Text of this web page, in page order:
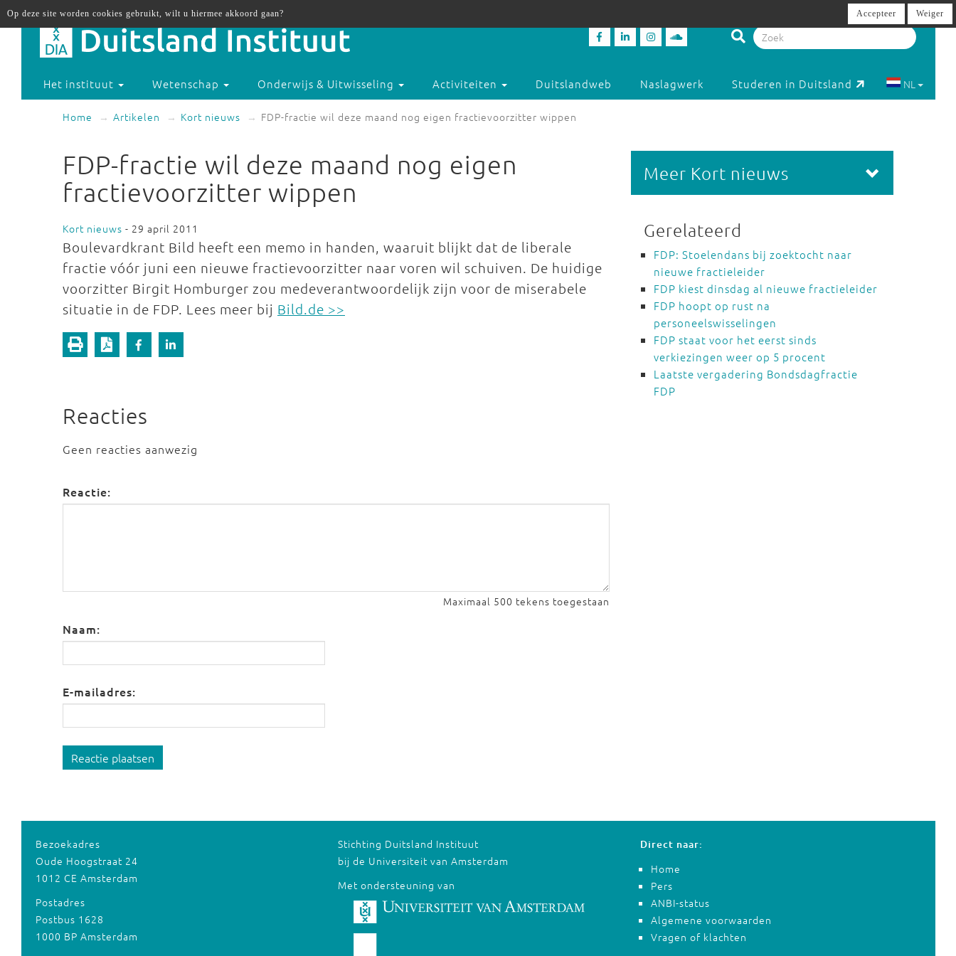
Het instituut Wetenschap Onderwijs & Uitwisseling Activiteiten Duitslandweb Naslagwerk Studeren in Duitsland NL
Home Artikelen Kort nieuws FDP-fractie wil deze maand nog eigen fractievoorzitter wippen
FDP-fractie wil deze maand nog eigen
fractievoorzitter wippen
Kort nieuws - 29 april 2011
Boulevardkrant Bild heeft een memo in handen, waaruit blijkt dat de liberale
fractie vóór juni een nieuwe fractievoorzitter naar voren wil schuiven. De huidige
voorzitter Birgit Homburger zou medeverantwoordelijk zijn voor de miserabele
situatie in de FDP. Lees meer bij Bild.de >>
Reacties
Geen reacties aanwezig
Reactie:
Maximaal 500 tekens toegestaan
Naam:
E-mailadres:
Reactie plaatsen
Meer Kort nieuws
Gerelateerd
FDP: Stoelendans bij zoektocht naar
nieuwe fractieleider
FDP kiest dinsdag al nieuwe fractieleider
FDP hoopt op rust na
personeelswisselingen
FDP staat voor het eerst sinds
verkiezingen weer op 5 procent
Laatste vergadering Bondsdagfractie
FDP
Bezoekadres
Oude Hoogstraat 24
1012 CE Amsterdam
Postadres
Postbus 1628
1000 BP Amsterdam
Stichting Duitsland Instituut
bij de Universiteit van Amsterdam
Met ondersteuning van
Direct naar:
Home
Pers
ANBI-status
Algemene voorwaarden
Vragen of klachten
Op deze site worden cookies gebruikt, wilt u hiermee akkoord gaan? Accepteer Weiger